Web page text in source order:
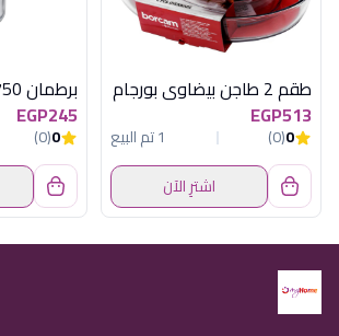
طقم 2 طاجن بيضاوى بورجام
EGP513
0
(0)
1 تم البيع
اشترِ الآن
EGP245
0
(0)